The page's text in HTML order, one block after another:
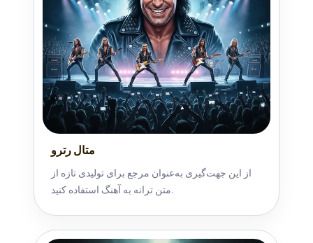
متال رترو
از این جهت‌گیری به‌عنوان مرجع برای تولیدی تازه از
متن ترانه به آهنگ استفاده کنید.